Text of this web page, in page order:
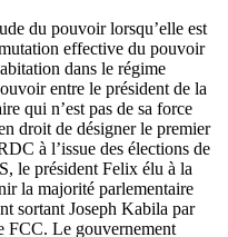
du pouvoir lorsqu’elle est
effective du pouvoir
dans le régime
entre le président de la
qui n’est pas de sa force
droit de désigner le premier
à l’issue des élections de
le président Felix élu à la
la majorité parlementaire
sortant Joseph Kabila par
FCC. Le gouvernement